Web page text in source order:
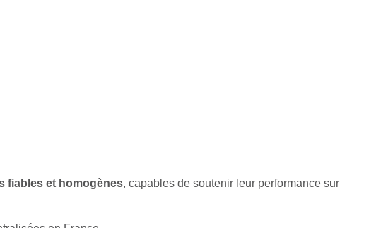
fiables et homogènes, capables de soutenir leur performance sur